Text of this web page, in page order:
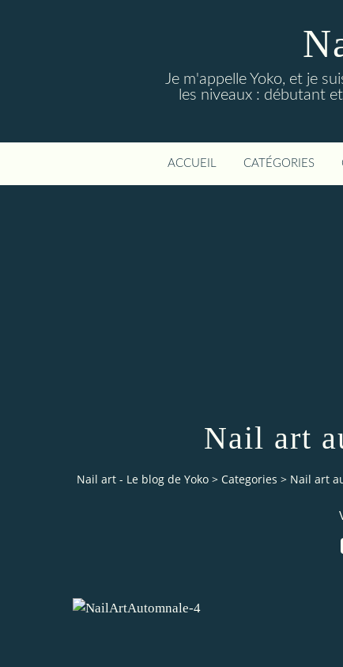
Je m'appelle Yoko, et je
les niveaux : débutant
ACCUEIL CATÉGORIES
Nail art
Nail art - Le blog de Yoko > Categories > Nail art